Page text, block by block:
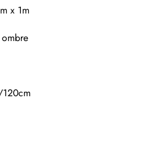
x 1m